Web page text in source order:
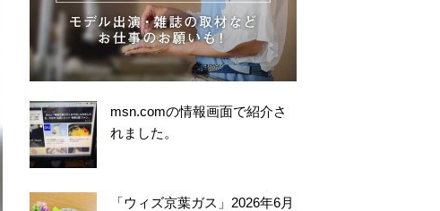
msn.comの情報画面で紹介さ
れました。
「ウィズ京葉ガス」2026年6月